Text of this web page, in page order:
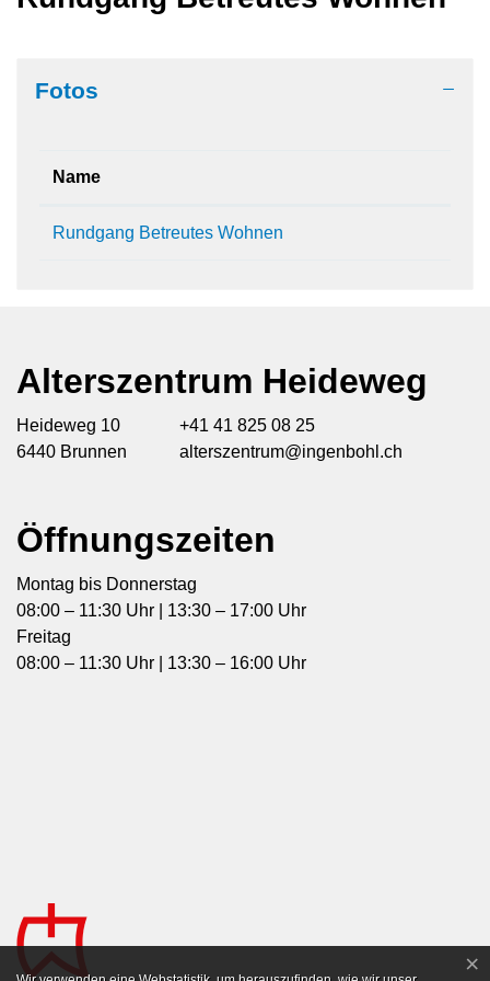
Fotos
Name
Rundgang Betreutes Wohnen
Alterszentrum Heideweg
Heideweg 10
6440 Brunnen
+41 41 825 08 25
alterszentrum@ingenbohl.ch
Öffnungszeiten
Montag bis Donnerstag
08:00 – 11:30 Uhr | 13:30 – 17:00 Uhr
Freitag
08:00 – 11:30 Uhr | 13:30 – 16:00 Uhr
×